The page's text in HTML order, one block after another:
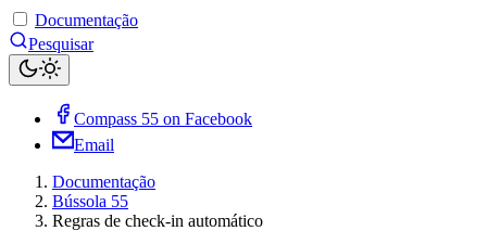
Documentação
Pesquisar
Compass 55 on Facebook
Email
Documentação
Bússola 55
Regras de check-in automático